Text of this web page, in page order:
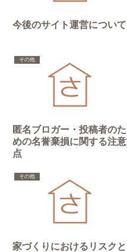
今後のサイト運営について
その他
匿名ブロガー・投稿者のた
めの名誉棄損に関する注意
点
その他
家づくりにおけるリスクと